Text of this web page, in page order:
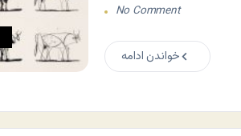
No Comment
خواندن ادامه